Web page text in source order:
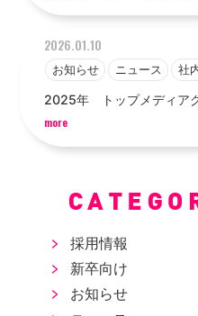
2026.01.10
お知らせ ニュース 社
2025年 トップメディア
more
採用情報
新卒向け
お知らせ